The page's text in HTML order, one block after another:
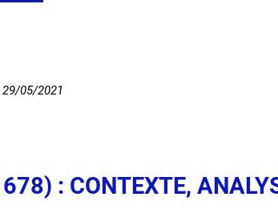
29/05/2021
: CONTEXTE,